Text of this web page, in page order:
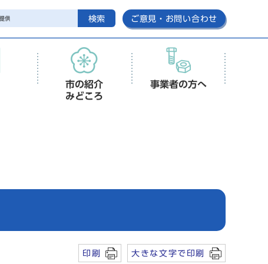
検索 ご意見・お問い合わせ
市の紹介
みどころ
事業者の方へ
印刷 大きな文字で印刷